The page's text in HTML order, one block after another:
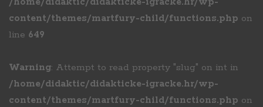
content/themes/martfury-child/functions.php on
line 649
Warning: Attempt to read property "slug" on int in
/home/didaktic/didakticke-igracke.hr/wp-
content/themes/martfury-child/functions.php on